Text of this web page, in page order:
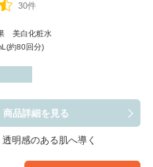
30件
美白化粧水
80回分)
商品詳細を見る
明感のある肌へ導く